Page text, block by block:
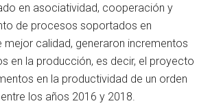
en asociatividad, cooperación y
de procesos soportados en
mejor calidad, generaron incrementos
en la producción, es decir, el proyecto
en la productividad de un orden
los años 2016 y 2018.